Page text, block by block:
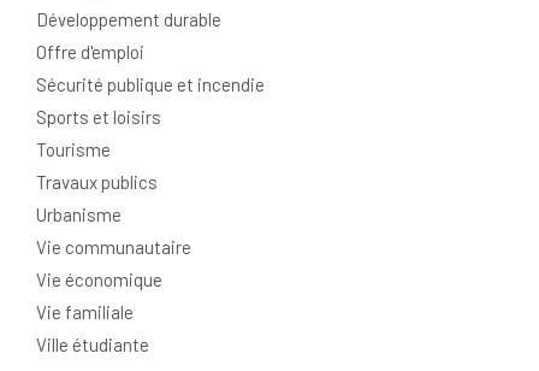
Développement durable
Offre d'emploi
Sécurité publique et incendie
Sports et loisirs
Tourisme
Travaux publics
Urbanisme
Vie communautaire
Vie économique
Vie familiale
Ville étudiante